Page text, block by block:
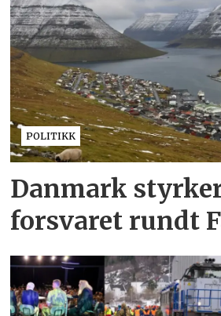
POLITIKK
Danmark
forsvaret rundt